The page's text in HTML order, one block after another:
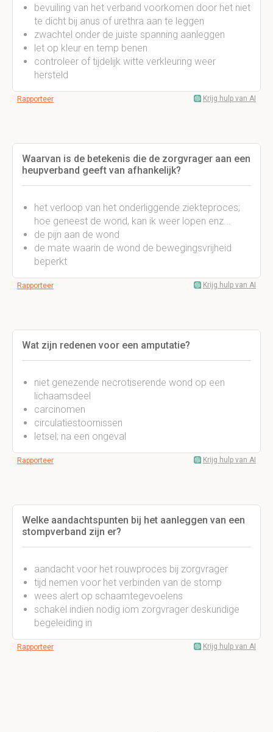
bevuiling van het verband voorkomen door het niet
te dicht bij anus of urethra aan te leggen
zwachtel onder de juiste spanning aanleggen
let op kleur en temp benen
controleer of tijdelijk witte verkleuring weer
hersteld
Rapporteer Krijg hulp van AI
Waarvan is de betekenis die de zorgvrager aan een
heupverband geeft van afhankelijk?
het verloop van het onderliggende ziekteproces;
hoe geneest de wond, kan ik weer lopen enz...
de pijn aan de wond
de mate waarin de wond de bewegingsvrijheid
beperkt
Rapporteer Krijg hulp van AI
Wat zijn redenen voor een amputatie?
niet genezende necrotiserende wond op een
lichaamsdeel
carcinomen
circulatiestoornissen
letsel; na een ongeval
Rapporteer Krijg hulp van AI
Welke aandachtspunten bij het aanleggen van een
stompverband zijn er?
aandacht voor het rouwproces bij zorgvrager
tijd nemen voor het verbinden van de stomp
wees alert op schaamtegevoelens
schakel indien nodig iom zorgvrager deskundige
begeleiding in
Rapporteer Krijg hulp van AI